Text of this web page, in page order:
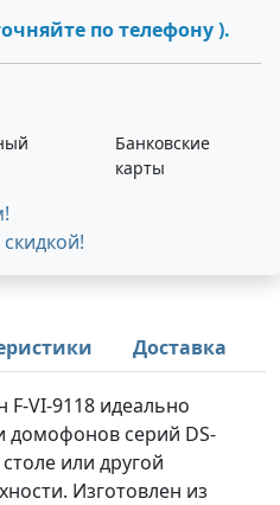
по телефону ).
Банковские
карты
Доставка
VI-9118 идеально
домофонов серий DS-
или другой
Изготовлен из